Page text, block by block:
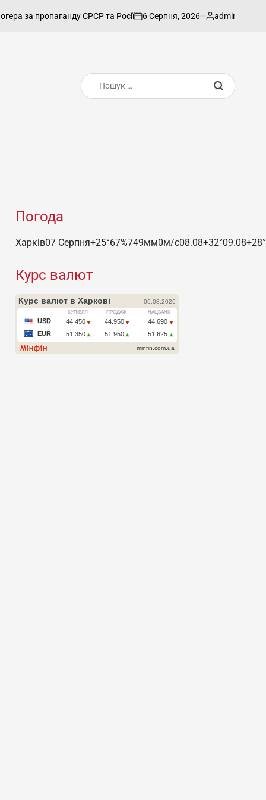
пропаганду СРСР та Росії
on
6 Серпня, 2026
Опубліковано
admin
Пошук:
Погода
Харків07 Серпня+25°67%749мм0м/c08.08+32°09.08+28°
Курс валют